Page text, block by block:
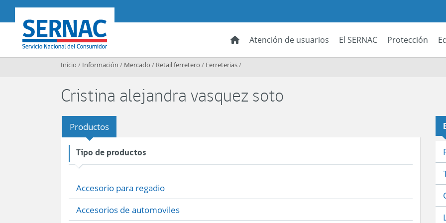
SERNAC
Atención de usuarios El SERNAC Protección
Inicio / Información / Mercado / Retail ferretero / Ferreterias/
Cristina alejandra vasquez soto
Productos
Tipo de productos
Accesorio para regadio
Accesorios de automoviles